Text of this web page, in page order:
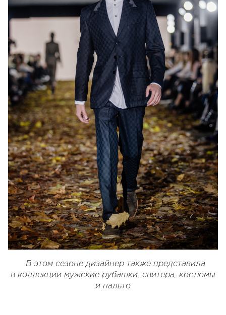
В этом сезоне дизайнер также представила
в коллекции мужские рубашки, свитера, костюмы
и пальто